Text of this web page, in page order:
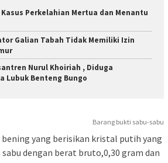
Perkelahian Mertua dan Menantu
Galian Tabah Tidak Memiliki Izin
Nurul Khoiriah , Diduga
Lubuk Benteng Bungo
Barang bukti sabu-sabu
yang berisikan kristal putih yang
dengan berat bruto,0,30 gram dan